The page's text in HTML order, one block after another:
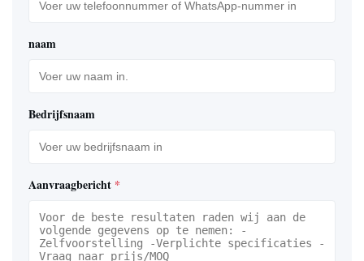
naam
Bedrijfsnaam
Aanvraagbericht *